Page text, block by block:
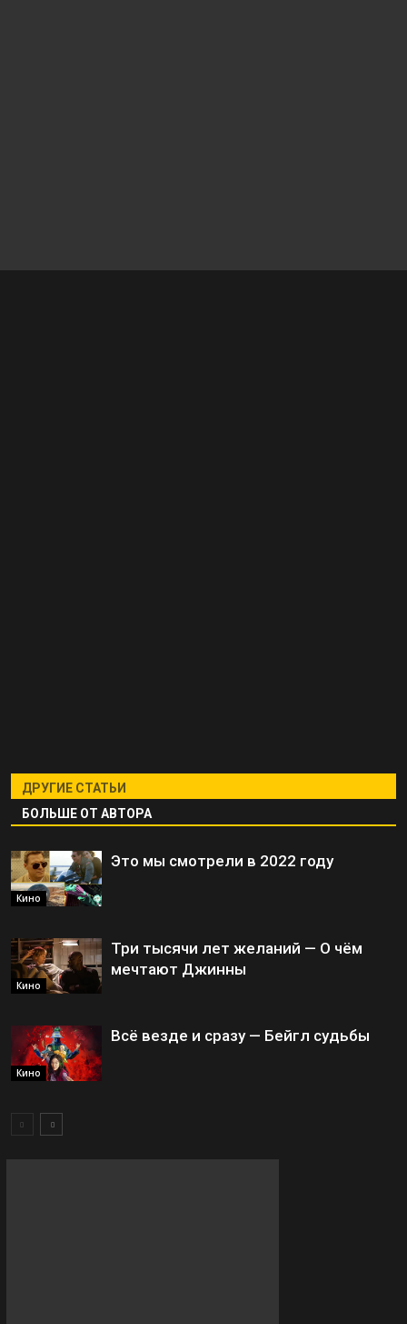
ДРУГИЕ СТАТЬИ
БОЛЬШЕ ОТ АВТОРА
Кино
Это мы смотрели в 2022 году
Кино
Три тысячи лет желаний — О чём
мечтают Джинны
Кино
Всё везде и сразу — Бейгл судьбы